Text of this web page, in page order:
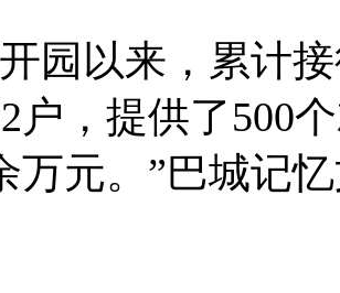
园以来，累计
户，提供了500
万元。”巴城记